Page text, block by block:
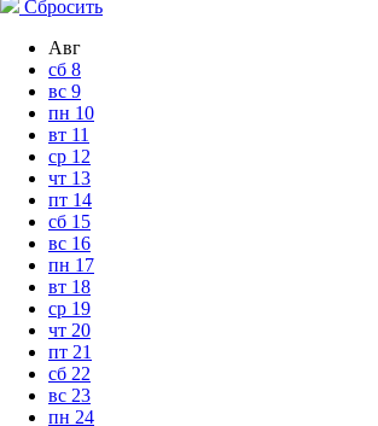
Сбросить
Авг
сб 8
вс 9
пн 10
вт 11
ср 12
чт 13
пт 14
сб 15
вс 16
пн 17
вт 18
ср 19
чт 20
пт 21
сб 22
вс 23
пн 24